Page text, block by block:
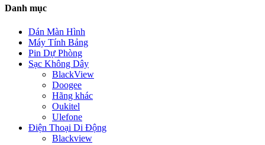
Danh mục
Dán Màn Hình
Máy Tính Bảng
Pin Dự Phòng
Sạc Không Dây
BlackView
Doogee
Hãng khác
Oukitel
Ulefone
Điện Thoại Di Động
Blackview